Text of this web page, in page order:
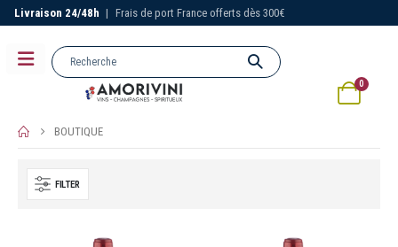
Livraison 24/48h | Frais de port France offerts dès 300€
0
BOUTIQUE
FILTER